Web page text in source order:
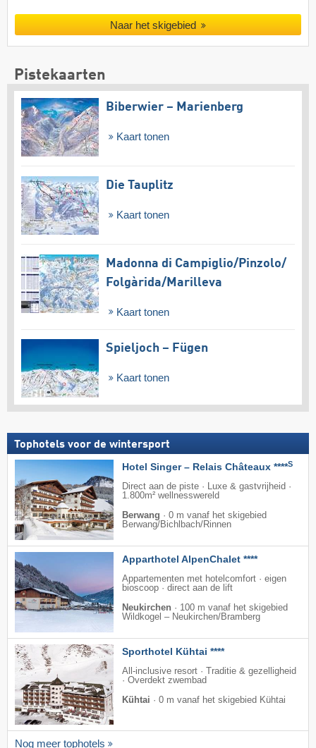
Naar het skigebied
Pistekaarten
Biberwier – Marienberg
Kaart tonen
Die Tauplitz
Kaart tonen
Madonna di Campiglio/​Pinzolo/​
Folgàrida/​Marilleva
Kaart tonen
Spieljoch – Fügen
Kaart tonen
Tophotels voor de wintersport
Hotel Singer – Relais Châteaux ****S
Direct aan de piste · Luxe & gastvrijheid ·
1.800m² wellnesswereld
Berwang · 0 m vanaf het skigebied
Berwang/​Bichlbach/​Rinnen
Apparthotel AlpenChalet ****
Appartementen met hotelcomfort · eigen
bioscoop · direct aan de lift
Neukirchen · 100 m vanaf het skigebied
Wildkogel – Neukirchen/​Bramberg
Sporthotel Kühtai ****
All-inclusive resort · Traditie & gezelligheid
· Overdekt zwembad
Kühtai · 0 m vanaf het skigebied Kühtai
Nog meer tophotels